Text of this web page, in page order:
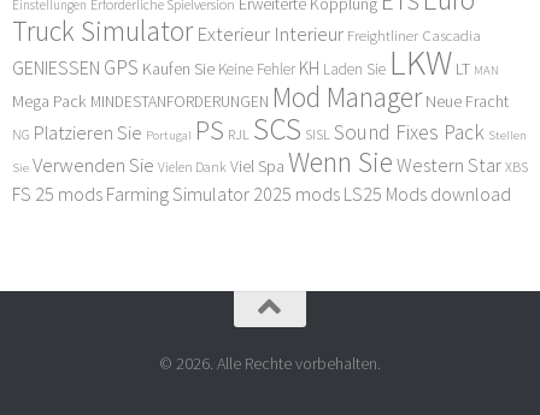
Einstellungen Erforderliche Spielversion
Truck Simulator Exterieur Interieur Freightliner Cascadia
GENIESSEN GPS Kaufen Sie Keine Fehler KH Laden Sie LKW LT MAN
Mega Pack MINDESTANFORDERUNGEN Mod Manager Neue Fracht
NG Platzieren Sie Portugal PS RJL SCS SISLSound Fixes Pack Stellen
Sie Verwenden Sie Vielen Dank Viel Spa Wenn Sie Western Star XBS
FS 25 mods Farming Simulator 2025 mods LS25 Mods download
© 2026. Alle Rechte vorbehalten.